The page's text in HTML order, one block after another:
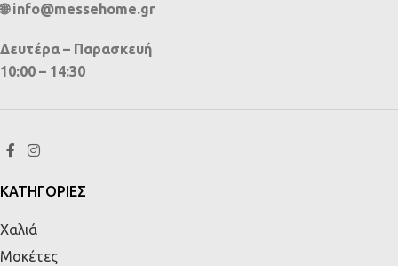
🌐 info@messehome.gr
Δευτέρα – Παρασκευή
10:00 – 14:30
ΚΑΤΗΓΟΡΙΕΣ
Χαλιά
Μοκέτες